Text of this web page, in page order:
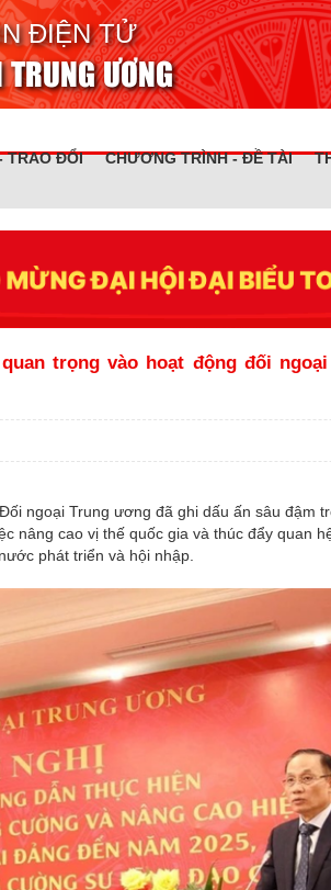
ĐIỆN TỬ
ƯƠNG
TRAO ĐỔI CHƯƠNG TRÌNH - ĐỀ TÀI
trọng vào hoạt động đối
ngoại Trung ương đã ghi dấu ấn sâu đậm
nâng cao vị thế quốc gia và thúc đẩy quan
phát triển và hội nhập.